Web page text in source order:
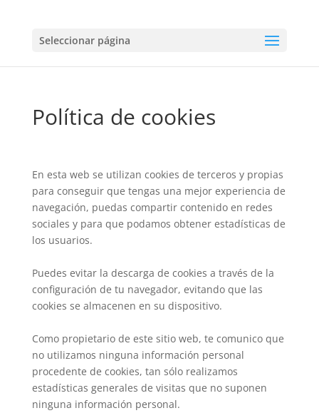
Seleccionar página
Política de cookies
En esta web se utilizan cookies de terceros y propias
para conseguir que tengas una mejor experiencia de
navegación, puedas compartir contenido en redes
sociales y para que podamos obtener estadísticas de
los usuarios.
Puedes evitar la descarga de cookies a través de la
configuración de tu navegador, evitando que las
cookies se almacenen en su dispositivo.
Como propietario de este sitio web, te comunico que
no utilizamos ninguna información personal
procedente de cookies, tan sólo realizamos
estadísticas generales de visitas que no suponen
ninguna información personal.